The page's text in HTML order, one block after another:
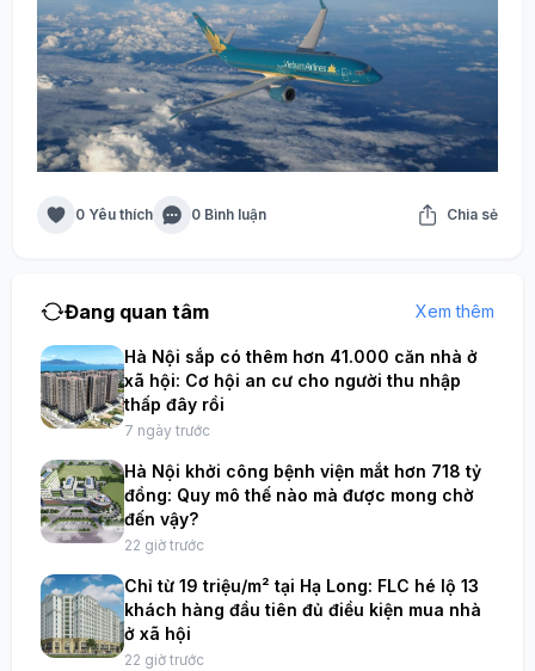
0 Yêu thích 0 Bình luận Chia sẻ
Đang quan tâm Xem thêm
Hà Nội sắp có thêm hơn 41.000 căn nhà ở
xã hội: Cơ hội an cư cho người thu nhập
thấp đây rồi
7 ngày trước
Hà Nội khởi công bệnh viện mắt hơn 718 tỷ
đồng: Quy mô thế nào mà được mong chờ
đến vậy?
22 giờ trước
Chỉ từ 19 triệu/m² tại Hạ Long: FLC hé lộ 13
khách hàng đầu tiên đủ điều kiện mua nhà
ở xã hội
22 giờ trước